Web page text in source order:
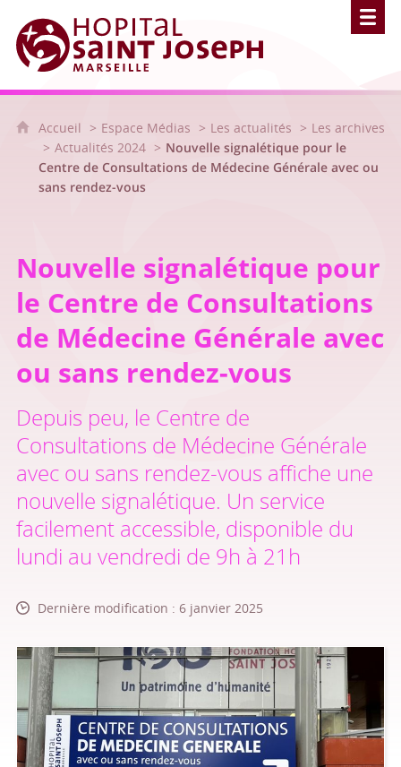
Hôpital Saint Joseph - Marseille
Accueil Espace Médias Les actualités
Les archives
Actualités 2024
Nouvelle signalétique pour le
Centre de Consultations de Médecine Générale avec ou
sans rendez-vous
Nouvelle signalétique pour
le Centre de Consultations
de Médecine Générale avec
ou sans rendez-vous
Depuis peu, le Centre de
Consultations de Médecine Générale
avec ou sans rendez-vous affiche une
nouvelle signalétique. Un service
facilement accessible, disponible du
lundi au vendredi de 9h à 21h
Dernière modification : 6 janvier 2025